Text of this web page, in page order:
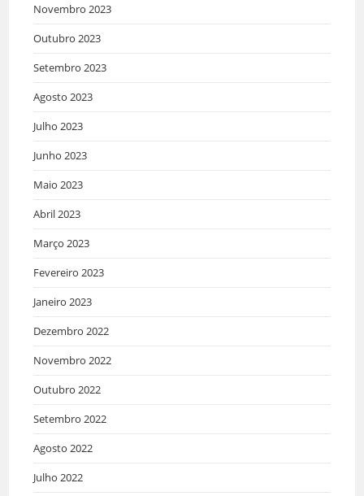
Novembro 2023
Outubro 2023
Setembro 2023
Agosto 2023
Julho 2023
Junho 2023
Maio 2023
Abril 2023
Março 2023
Fevereiro 2023
Janeiro 2023
Dezembro 2022
Novembro 2022
Outubro 2022
Setembro 2022
Agosto 2022
Julho 2022